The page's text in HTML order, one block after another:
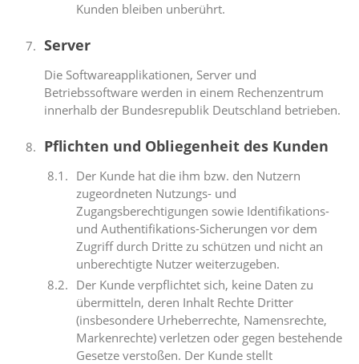
Kunden bleiben unberührt.
Server
Die Softwareapplikationen, Server und
Betriebssoftware werden in einem Rechenzentrum
innerhalb der Bundesrepublik Deutschland betrieben.
Pflichten und Obliegenheit des Kunden
Der Kunde hat die ihm bzw. den Nutzern
zugeordneten Nutzungs- und
Zugangsberechtigungen sowie Identifikations-
und Authentifikations-Sicherungen vor dem
Zugriff durch Dritte zu schützen und nicht an
unberechtigte Nutzer weiterzugeben.
Der Kunde verpflichtet sich, keine Daten zu
übermitteln, deren Inhalt Rechte Dritter
(insbesondere Urheberrechte, Namensrechte,
Markenrechte) verletzen oder gegen bestehende
Gesetze verstoßen. Der Kunde stellt